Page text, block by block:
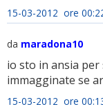
15-03-2012 ore
da maradona10
io sto in ansia
immagginate se
15-03-2012 ore